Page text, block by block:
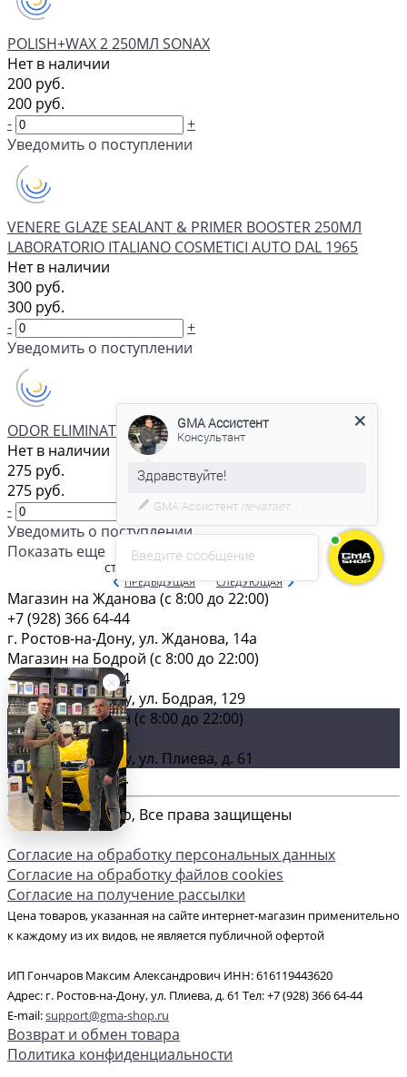
POLISH+WAX 2 250МЛ SONAX
Нет в наличии
200 руб.
200 руб.
-
+
Уведомить о поступлении
VENERE GLAZE SEALANT & PRIMER BOOSTER 250МЛ
LABORATORIO ITALIANO COSMETICI AUTO DAL 1965
Нет в наличии
300 руб.
300 руб.
-
+
Уведомить о поступлении
ODOR ELIMINATOR 500МЛ AUTO MAGIC
Нет в наличии
275 руб.
275 руб.
-
+
Уведомить о поступлении
Показать еще
СТРАНИЦЫ:
ПРЕДЫДУЩАЯ
СЛЕДУЮЩАЯ
Магазин на Жданова (c 8:00 до 22:00)
+7 (928) 366 64-44
г. Ростов-на-Дону, ул. Жданова, 14а
Магазин на Бодрой (c 8:00 до 22:00)
+7 (928) 366 64-44
г. Ростов-на-Дону, ул. Бодрая, 129
Главный магазин (c 8:00 до 22:00)
+7 (928) 366 64-44
г. Ростов-на-Дону, ул. Плиева, д. 61
Загрузка карты ...
© 2026 GMA-Shop, Все права защищены
Согласие на обработку персональных данных
Согласие на обработку файлов cookies
Согласие на получение рассылки
Цена товаров, указанная на сайте интернет-магазин применительно
к каждому из их видов, не является публичной офертой
ИП Гончаров Максим Александрович ИНН: 616119443620
Адрес: г. Ростов-на-Дону, ул. Плиева, д. 61 Тел: +7 (928) 366 64-44
E-mail:support@gma-shop.ru
Возврат и обмен товара
Политика конфиденциальности
Введите сообщение
Консультант
С удовольствием помогу вам в
выборе товара.